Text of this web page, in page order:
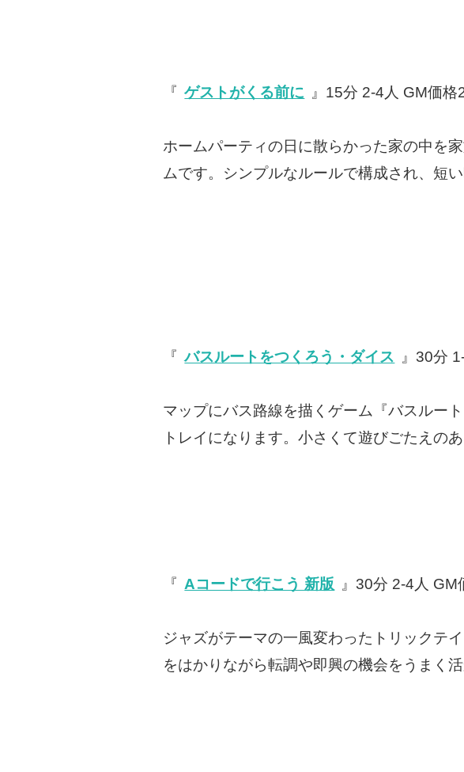
『 ゲストがくる前に 』15分 2-4人 GM価格
ホームパーティの日に散らかった家の中を
ムです。シンプルなルールで構成され、短
『 バスルートをつくろう・ダイス 』30分
マップにバス路線を描くゲーム『バスルー
トレイになります。小さくて遊びごたえの
『 Aコードで行こう 新版 』30分 2-4人 GM
ジャズがテーマの一風変わったトリックテ
をはかりながら転調や即興の機会をうまく